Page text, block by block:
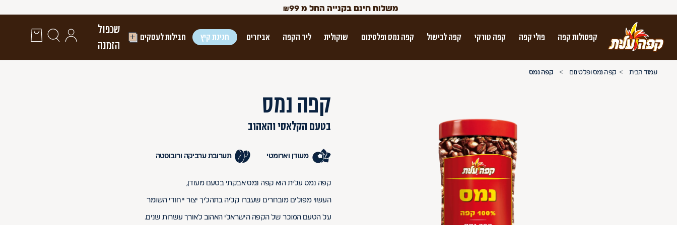
משלוח חינם בקנייה החל מ ₪99
קפסולות קפה פולי קפה קפה טורקי קפה לבישול קפה נמס ופלטינום שוקולית ליד הקפה אביזרים חגיגת קיץ חבילות לעסקים
על מנת לנווט בתת תפריט יש להשתמש במקש הטאב
שכפול
הזמנה
Use Up and Down arrow keys to navigate search results.
עמוד הבית קפה נמס ופלטינום קפה נמס
קפה נמס
בטעם הקלאסי והאהוב
מעודן וארומטי תערובת ערביקה ורובוסטה
קפה נמס עלית הוא קפה נמס אבקתי בטעם מעודן,
העשוי מפולים מובחרים שעברו קליה בתהליך יצור ייחודי השומר
על הטעם המוכר של הקפה הישראלי האהוב לאורך עשרות שנים.